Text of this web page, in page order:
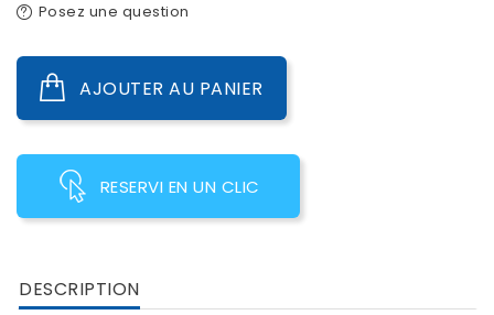
Posez une question
AJOUTER AU PANIER
RESERVI EN UN CLIC
DESCRIPTION